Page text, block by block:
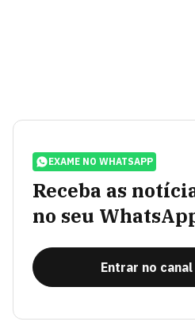
EXAME NO WHATSAPP
Receba as
no seu
Entrar no canal